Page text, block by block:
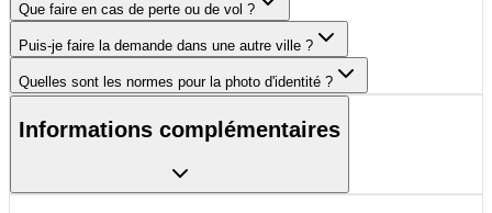
Que faire en cas de perte ou de vol ?
Puis-je faire la demande dans une autre ville ?
Quelles sont les normes pour la photo d'identité ?
Informations complémentaires